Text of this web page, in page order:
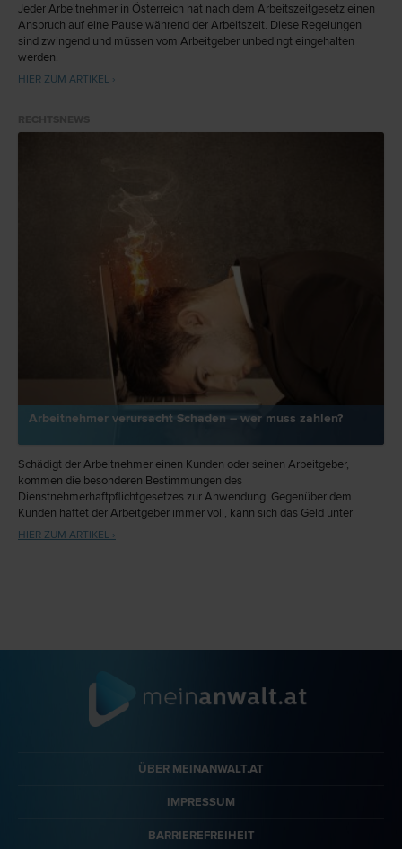
Jeder Arbeitnehmer in Österreich hat nach dem Arbeitszeitgesetz einen
Anspruch auf eine Pause während der Arbeitszeit. Diese Regelungen
sind zwingend und müssen vom Arbeitgeber unbedingt eingehalten
werden.
HIER ZUM ARTIKEL ›
Arbeitnehmer verursacht Schaden – wer muss zahlen?
Schädigt der Arbeitnehmer einen Kunden oder seinen Arbeitgeber,
kommen die besonderen Bestimmungen des
Dienstnehmerhaftpflichtgesetzes zur Anwendung. Gegenüber dem
Kunden haftet der Arbeitgeber immer voll, kann sich das Geld unter
Umständen aber vom Arbeitnehmer zurückholen. Wie viel der
Arbeitnehmer für Fehler wirklich zahlen muss, hängt insbesondere davon
HIER ZUM ARTIKEL ›
ÜBER MEINANWALT.AT
IMPRESSUM
BARRIEREFREIHEIT